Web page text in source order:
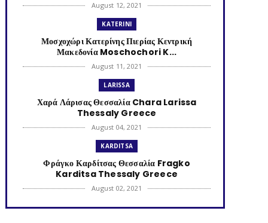
August 12, 2021
KATERINI
Μοσχοχώρι Κατερίνης Πιερίας Κεντρική
Μακεδονία Moschochori K...
August 11, 2021
LARISSA
Χαρά Λάρισας Θεσσαλία Chara Larissa
Thessaly Greece
August 04, 2021
KARDITSA
Φράγκο Καρδίτσας Θεσσαλία Fragko
Karditsa Thessaly Greece
August 02, 2021
KATERINI